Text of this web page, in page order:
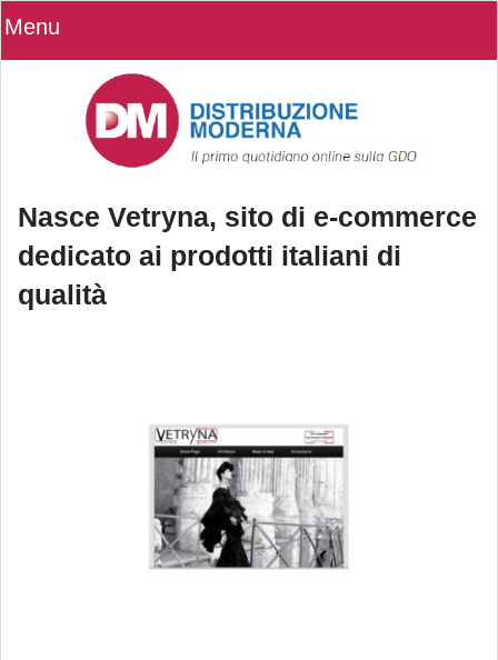
Menu
Nasce Vetryna, sito di e-commerce
dedicato ai prodotti italiani di
qualità